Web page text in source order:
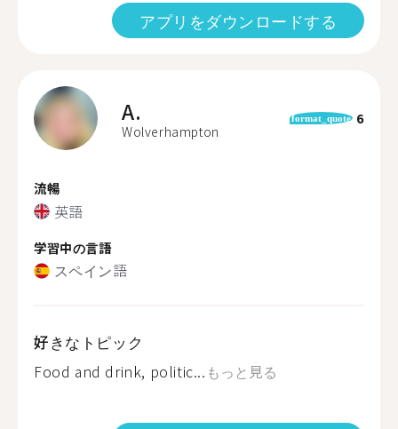
アプリをダウンロードする
A.
Wolverhampton
format_quote 6
流暢
英語
学習中の言語
スペイン語
好きなトピック
Food and drink, politic... もっと見る